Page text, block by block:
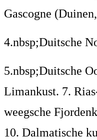
Gascogne (Duinen,
4.nbsp;Duitsche
5.nbsp;Duitsche
Limankust. 7.
weegsche
10. Dalmatische